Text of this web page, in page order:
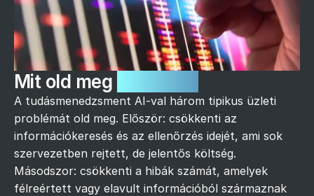
Mit old meg
A tudásmenedzsment AI-val három tipikus üzleti
problémát old meg. Először: csökkenti az
információkeresés és az ellenőrzés idejét, ami sok
szervezetben rejtett, de jelentős költség.
Másodszor: csökkenti a hibák számát, amelyek
félreértett vagy elavult információból származnak